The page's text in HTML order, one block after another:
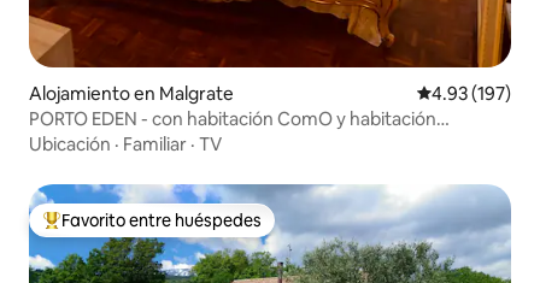
Alojamiento en Malgrate Calificación
4.93 (197)
PORTO EDEN - con habitación ComO y habitación
VenetiaN
Ubicación · Familiar · TV
Favorito entre huéspedes preferido
Favorito entre huéspedes